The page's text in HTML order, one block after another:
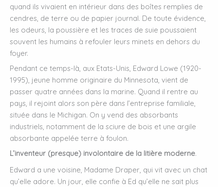
quand ils vivaient en intérieur dans des boîtes remplies de
cendres, de terre ou de papier journal. De toute évidence,
les odeurs, la poussière et les traces de suie poussaient
souvent les humains à refouler leurs minets en dehors du
foyer.
Pendant ce temps-là, aux Etats-Unis, Edward Lowe (1920-
1995), jeune homme originaire du Minnesota, vient de
passer quatre années dans la marine. Quand il rentre au
pays, il rejoint alors son père dans l’entreprise familiale,
située dans le Michigan. On y vend des absorbants
industriels, notamment de la sciure de bois et une argile
absorbante appelée terre à foulon.
L’inventeur (presque) involontaire de la litière moderne.
Edward a une voisine, Madame Draper, qui vit avec un chat
qu’elle adore. Un jour, elle confie à Ed qu’elle ne sait plus